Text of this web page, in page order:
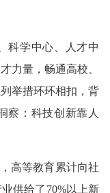
学中心、人才中
力量，畅通高校、
举措环环相扣，背
察：科技创新靠人
高等教育累计向社
供给了70%以上新